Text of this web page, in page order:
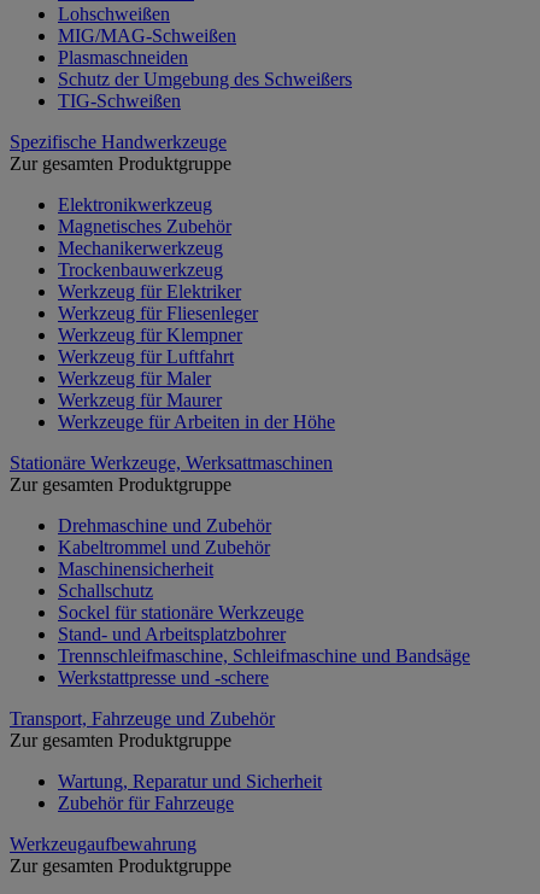
Lohschweißen
MIG/MAG-Schweißen
Plasmaschneiden
Schutz der Umgebung des Schweißers
TIG-Schweißen
Spezifische Handwerkzeuge
Zur gesamten Produktgruppe
Elektronikwerkzeug
Magnetisches Zubehör
Mechanikerwerkzeug
Trockenbauwerkzeug
Werkzeug für Elektriker
Werkzeug für Fliesenleger
Werkzeug für Klempner
Werkzeug für Luftfahrt
Werkzeug für Maler
Werkzeug für Maurer
Werkzeuge für Arbeiten in der Höhe
Stationäre Werkzeuge, Werksattmaschinen
Zur gesamten Produktgruppe
Drehmaschine und Zubehör
Kabeltrommel und Zubehör
Maschinensicherheit
Schallschutz
Sockel für stationäre Werkzeuge
Stand- und Arbeitsplatzbohrer
Trennschleifmaschine, Schleifmaschine und Bandsäge
Werkstattpresse und -schere
Transport, Fahrzeuge und Zubehör
Zur gesamten Produktgruppe
Wartung, Reparatur und Sicherheit
Zubehör für Fahrzeuge
Werkzeugaufbewahrung
Zur gesamten Produktgruppe